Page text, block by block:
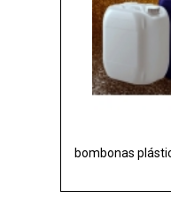
bombonas